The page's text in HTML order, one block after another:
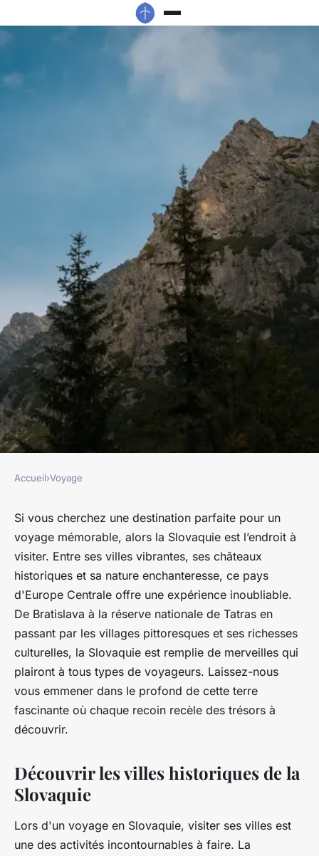
VOYAGE
Explorer la Slovaquie :
Découvrir ses villes, châteaux
et paysages uniques
nicole •6 avril 2023•5 min de lecture
Accueil›Voyage
Si vous cherchez une destination parfaite pour un
voyage mémorable, alors la Slovaquie est l’endroit à
visiter. Entre ses villes vibrantes, ses châteaux
historiques et sa nature enchanteresse, ce pays
d'Europe Centrale offre une expérience inoubliable.
De Bratislava à la réserve nationale de Tatras en
passant par les villages pittoresques et ses richesses
culturelles, la Slovaquie est remplie de merveilles qui
plairont à tous types de voyageurs. Laissez-nous
vous emmener dans le profond de cette terre
fascinante où chaque recoin recèle des trésors à
découvrir.
Découvrir les villes historiques de la
Slovaquie
Lors d'un voyage en Slovaquie, visiter ses villes est
une des activités incontournables à faire. La